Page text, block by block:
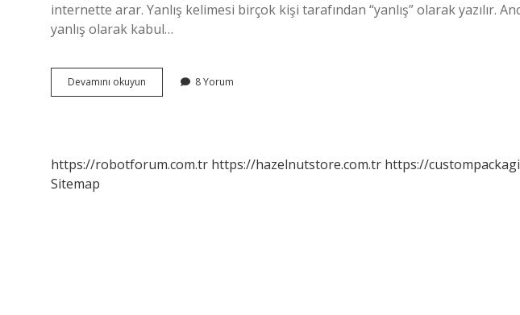
internette arar. Yanlış kelimesi birçok kişi tarafından “yanlış” olarak yazılır.
yanlış olarak kabul…
Devamını okuyun Türkçede
Ayrı
8 Yorum
https://robotforum.com.tr https://hazelnutstore.com.tr https://
Sitemap